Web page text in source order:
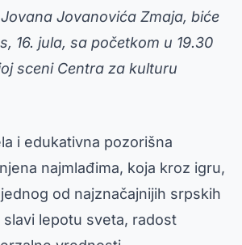
Jovanovića Zmaja, biće
16. jula, sa početkom u 19.30
sceni Centra za kulturu
i edukativna pozorišna
najmlađima, koja kroz igru,
od najznačajnijih srpskih
lepotu sveta, radost